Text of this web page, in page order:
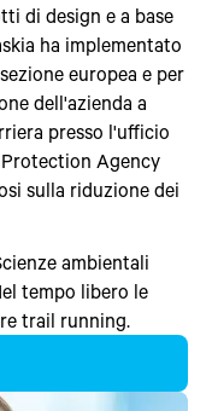
di design e a base
ha implementato
europea e per
dell'azienda a
presso l'ufficio
Agency
sulla riduzione dei
ambientali
tempo libero le
trail running.